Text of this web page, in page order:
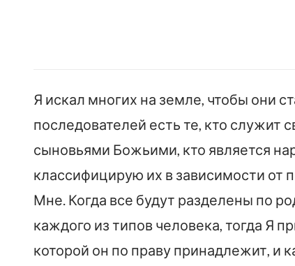
Я искал многих на земле, чтобы они
последователей есть те, кто служит
сыновьями Божьими, кто является
классифицирую их в зависимости
Мне. Когда все будут разделены по
каждого из типов человека, тогда Я
которой он по праву принадлежит, и